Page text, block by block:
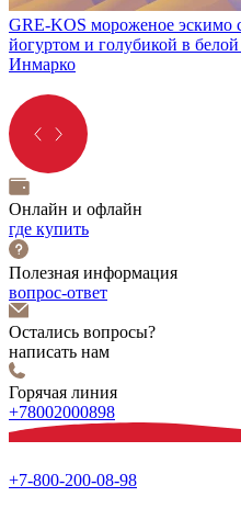
GRE-KOS мороженое эскимо
йогуртом и голубикой в белой
Инмарко
Онлайн и офлайн
где купить
Полезная информация
вопрос-ответ
Остались вопросы?
написать нам
Горячая линия
+78002000898
+7-800-200-08-98